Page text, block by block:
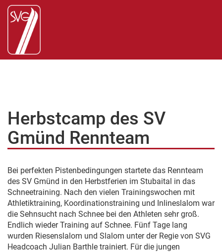
Herbstcamp des SV
Gmünd Rennteam
Bei perfekten Pistenbedingungen startete das Rennteam
des SV Gmünd in den Herbstferien im Stubaital in das
Schneetraining. Nach den vielen Trainingswochen mit
Athletiktraining, Koordinationstraining und Inlineslalom war
die Sehnsucht nach Schnee bei den Athleten sehr groß.
Endlich wieder Training auf Schnee. Fünf Tage lang
wurden Riesenslalom und Slalom unter der Regie von SVG
Headcoach Julian Barthle trainiert. Für die jungen